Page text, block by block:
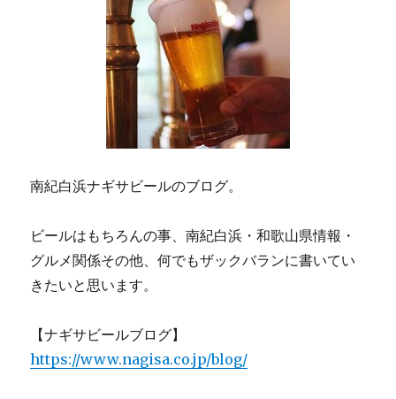
南紀白浜ナギサビールのブログ。
ビールはもちろんの事、南紀白浜・和歌山県情報・
グルメ関係その他、何でもザックバランに書いてい
きたいと思います。
【ナギサビールブログ】
https://www.nagisa.co.jp/blog/